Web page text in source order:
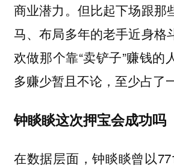
商业潜力。但比起下场跟那
马、布局多年的老手近身格
欢做那个靠“卖铲子”赚钱的
多赚少暂且不论，至少占了一
钟睒睒这次押宝会成功吗
在数据层面，钟睒睒曾以